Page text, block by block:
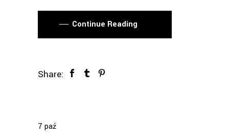
Continue Reading
Share:
7 paź